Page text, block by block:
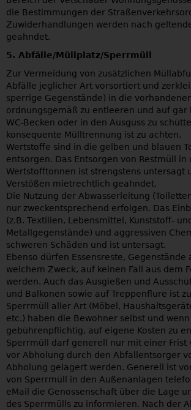
die Bestimmungen der
Zuwiderhandlungen werden nach
geahndet.
5. Abfälle/Müllplatz/Sperrmüll
Zur Vermeidung von zusätzlichen
Abfälle jeglicher Art vorsortiert und
sperrige Gegenstände) in die
ordnungsgemäß zu entleeren und auf gar
WC-Becken oder in den Ausguss zu
konsequente Mülltrennung ist zu achten.
Wertstoffe sind in die gelben und blauen
entsorgen. Das Entsorgen von Restmüll in
Wertstofftonnen ist strengstens untersagt
Verstößen mietrechtlich geahndet.
Die Nutzung der Abwasserleitung
nur zweckentsprechend erfolgen. Das
(z.B. Textilien, Lebensmittel, Kunststoff- und
Metallgegenstände) und aggressiven
schweren Schäden und ist untersagt.
Ebenso dürfen Essensreste, Gegenstände
welchem Zweck, auf keinen Fall aus dem
werden. Auch das Ausgießen und
und Balkonen sowie auf Treppenflure ist
Sperrmüll aller Art (Möbel,
etc.) haben die Bewohner selbst und wenn
gebührenpflichtig, auf eigene Kosten zu
Sperrmüll darf generell nur mit einer Frist
vor Abholung durch den Abfallentsorger
Abholung gelagert werden. Generell ist
von Sperrmüll in den Außenanlagen
eMail die Genossenschaft über die Lage
des Sperrmülls zu informieren. Nach der